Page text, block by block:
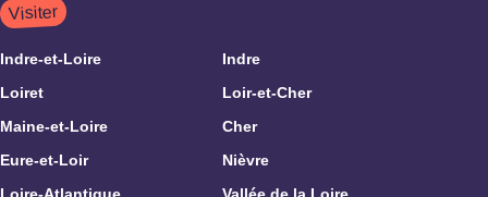
Visiter
Indre-et-Loire
Indre
Loiret
Loir-et-Cher
Maine-et-Loire
Cher
Eure-et-Loir
Nièvre
Loire-Atlantique
Vallée de la Loire